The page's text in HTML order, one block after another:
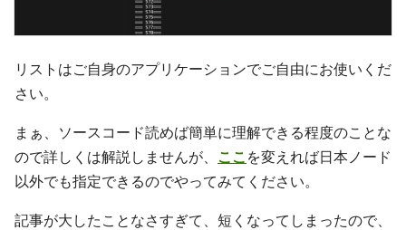
リストはご自身のアプリケーションでご自由にお使いくだ
さい。
まぁ、ソースコード読めば簡単に理解できる程度のことな
ので詳しくは解説しませんが、 ここ を変えれば日本ノード
以外でも指定できるのでやってみてください。
記事が大したことなさすぎて、短くなってしまったので、